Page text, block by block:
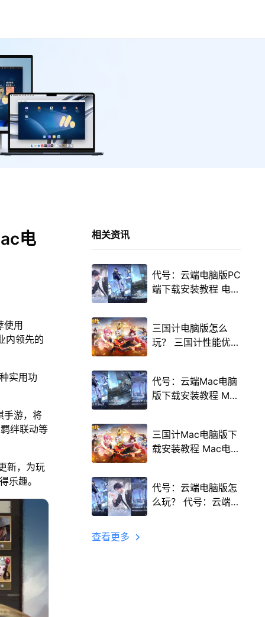
电
使用
内领先的
实用功
手游，将
绊联动等
新，为玩
乐趣。
相关资讯
代号：云端电脑版PC
端下载安装教程 电脑
三国计电脑版怎么
玩？ 三国计性能优化
程
代号：云端Mac电脑
版下载安装教程 Mac
三国计Mac电脑版下
载安装教程 Mac电脑
代号：云端电脑版怎
么玩？ 代号：云端性
查看更多